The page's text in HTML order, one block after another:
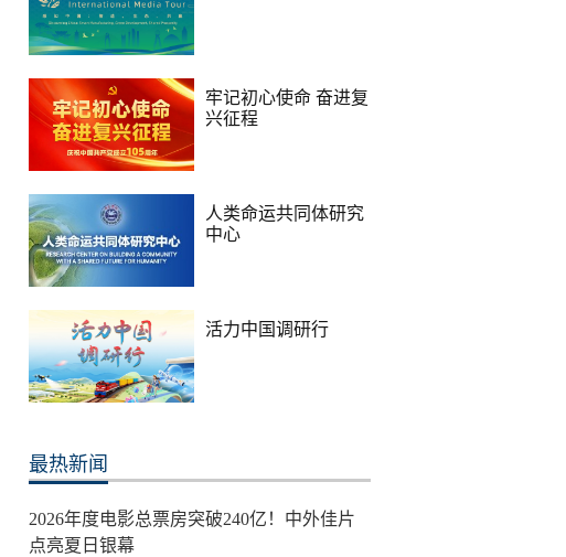
牢记初心使命 奋进复
兴征程
人类命运共同体研究
中心
活力中国调研行
最热新闻
2026年度电影总票房突破240亿！中外佳片
点亮夏日银幕